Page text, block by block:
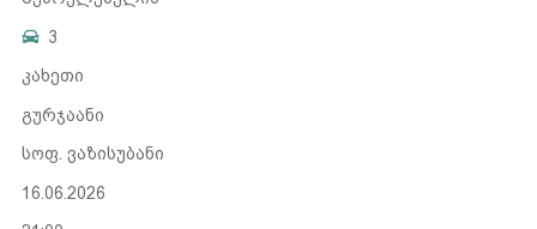
3
კახეთი
გურჯაანი
სოფ. ვაზისუბანი
16.06.2026